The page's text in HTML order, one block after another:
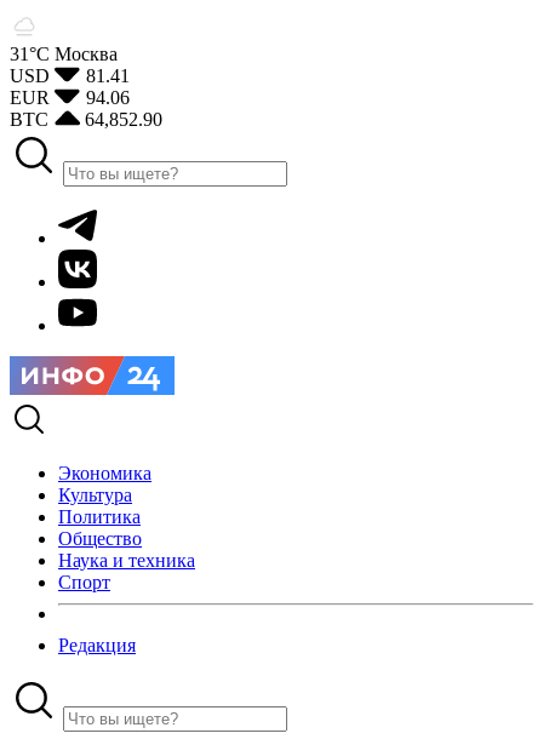
31°С Москва
USD
81.41
EUR
94.06
BTC
64,852.90
Экономика
Культура
Политика
Общество
Наука и техника
Спорт
Редакция